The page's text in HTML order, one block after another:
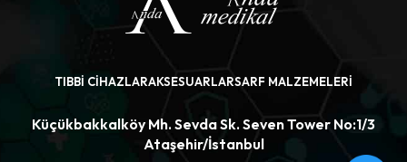
TIBBI CIHAZLARAKSESUARLARSARF MALZEMELERI
Küçükbakkalköy Mh. Sevda Sk. Seven Tower No:1/3
Ataşehir/İstanbul